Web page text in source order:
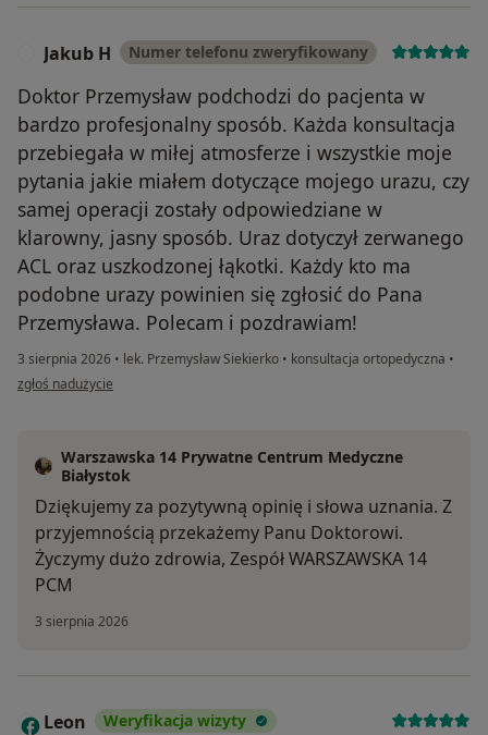
Jakub H Numer telefonu zweryfikowany
Doktor Przemysław podchodzi do pacjenta w
bardzo profesjonalny sposób. Każda konsultacja
przebiegała w miłej atmosferze i wszystkie moje
pytania jakie miałem dotyczące mojego urazu, czy
samej operacji zostały odpowiedziane w
klarowny, jasny sposób. Uraz dotyczył zerwanego
ACL oraz uszkodzonej łąkotki. Każdy kto ma
podobne urazy powinien się zgłosić do Pana
Przemysława. Polecam i pozdrawiam!
3 sierpnia 2026 • lek. Przemysław Siekierko • konsultacja ortopedyczna •
w opinii użytkownika Jakub H
zgłoś nadużycie
Warszawska 14 Prywatne Centrum Medyczne
Białystok
Dziękujemy za pozytywną opinię i słowa uznania. Z
przyjemnością przekażemy Panu Doktorowi.
Życzymy dużo zdrowia, Zespół WARSZAWSKA 14
PCM
3 sierpnia 2026
L Leon Weryfikacja wizyty